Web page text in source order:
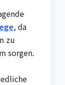
, da
zu
sorgen.